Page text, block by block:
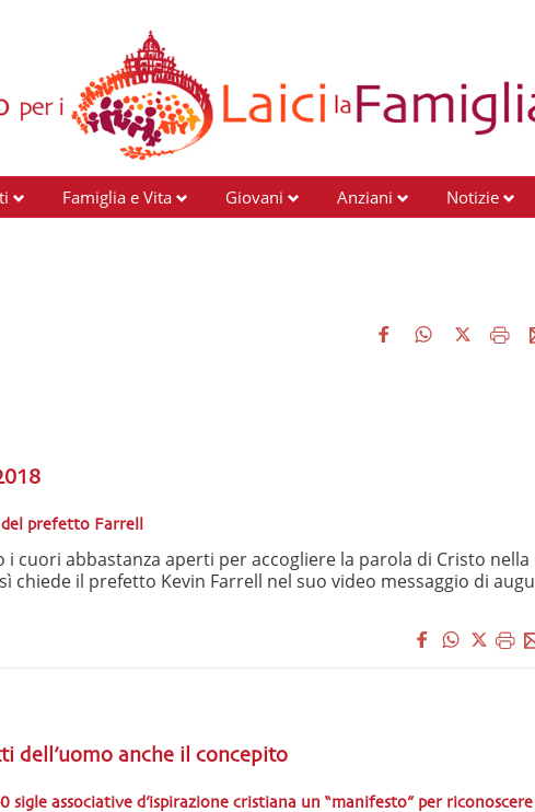
Famiglia e Vita Giovani Anziani Notizie
prefetto Farrell
i cuori abbastanza aperti per accogliere la parola di Cristo
chiede il prefetto Kevin Farrell nel suo video messaggio di
dell’uomo anche il concepito
sigle associative d’ispirazione cristiana un “manifesto” per riconoscere